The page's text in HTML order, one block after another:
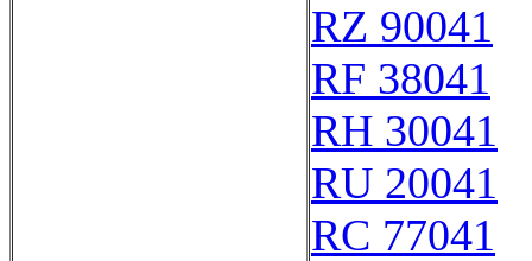
RZ 90041
RF 38041
RH 30041
RU 20041
RC 77041